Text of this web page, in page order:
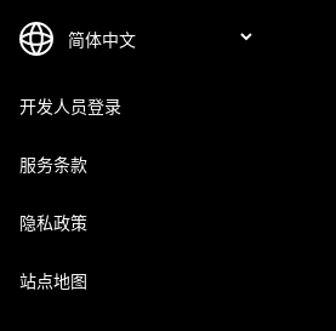
开发人员登录
服务条款
隐私政策
站点地图